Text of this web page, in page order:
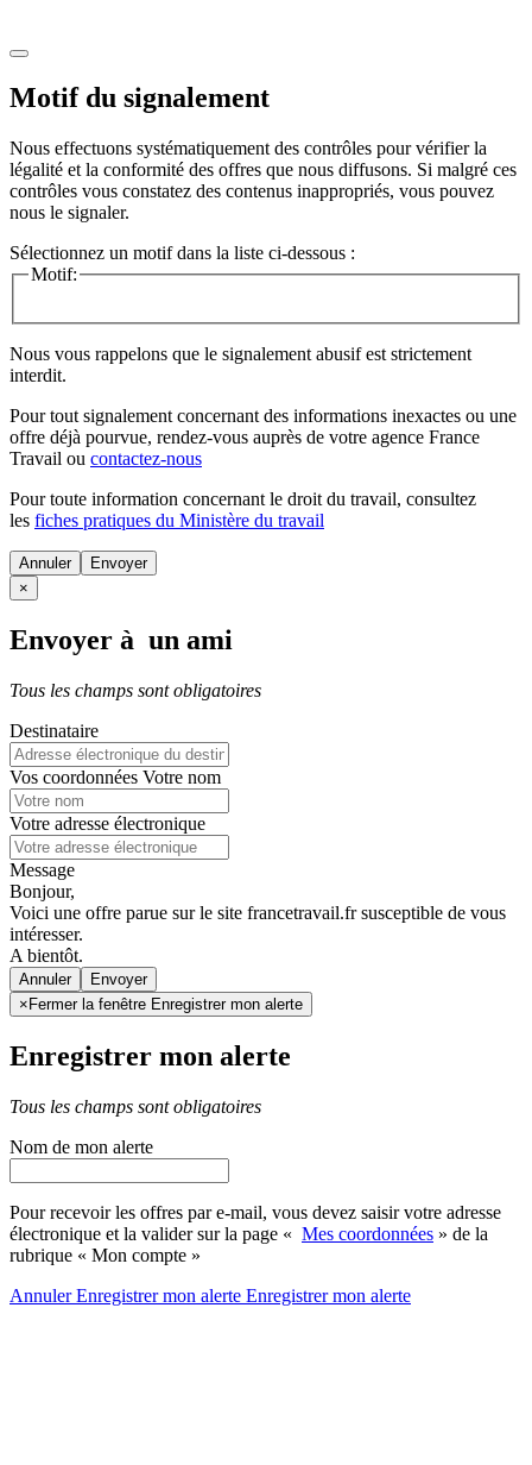
Motif du signalement
Nous effectuons systématiquement des contrôles pour vérifier la
légalité et la conformité des offres que nous diffusons. Si malgré ces
contrôles vous constatez des contenus inappropriés, vous pouvez
nous le signaler.
Sélectionnez un motif dans la liste ci-dessous :
Motif:
Nous vous rappelons que le signalement abusif est strictement
interdit.
Pour tout signalement concernant des informations inexactes ou une
offre déjà pourvue, rendez-vous auprès de votre agence France
Travail ou contactez-nous
Pour toute information concernant le droit du travail, consultez
les fiches pratiques du Ministère du travail
Annuler
×
Envoyer à un ami
Tous les champs sont obligatoires
Destinataire
Vos coordonnées Votre nom
Votre adresse électronique
Message
Bonjour,
Voici une offre parue sur le site francetravail.fr susceptible de vous
intéresser.
A bientôt.
Annuler
× Fermer la fenêtre Enregistrer mon alerte
Enregistrer mon alerte
Tous les champs sont obligatoires
Nom de mon alerte
Pour recevoir les offres par e-mail, vous devez saisir votre adresse
électronique et la valider sur la page « Mes coordonnées » de la
rubrique « Mon compte »
AnnulerEnregistrer mon alerte Enregistrermon alerte